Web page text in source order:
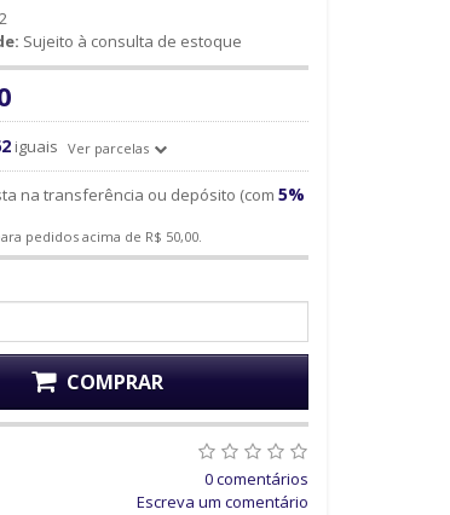
Sujeito à consulta de estoque
iguais Ver parcelas
na transferência ou depósito (com 5%
pedidos acima de R$ 50,00.
COMPRAR
0 comentários
Escreva um comentário